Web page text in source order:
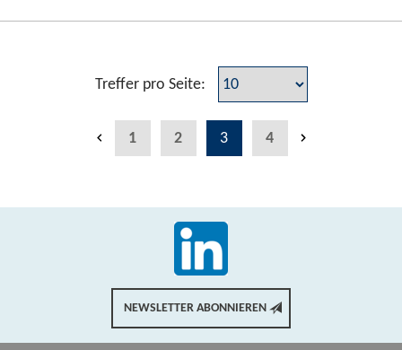
Treffer pro Seite:
1 2 3 4
NEWSLETTER ABONNIEREN